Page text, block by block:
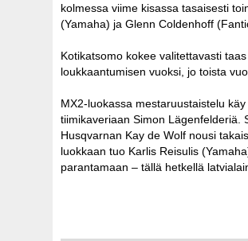
kolmessa viime kisassa tasaisesti
(Yamaha) ja Glenn Coldenhoff
Kotikatsomo kokee valitettavasti
loukkaantumisen vuoksi, jo toista
MX2-luokassa mestaruustaistelu
tiimikaveriaan Simon Lägenfelderiä.
Husqvarnan Kay de Wolf nousi
luokkaan tuo Karlis Reisulis
parantamaan – tällä hetkellä